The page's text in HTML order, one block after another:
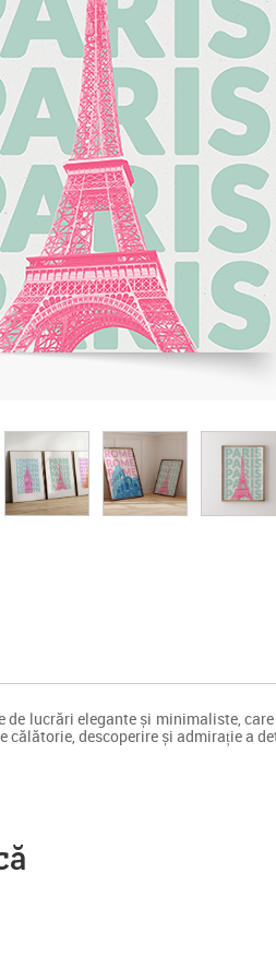
de lucrări elegante și minimaliste,
călătorie, descoperire și admirație a